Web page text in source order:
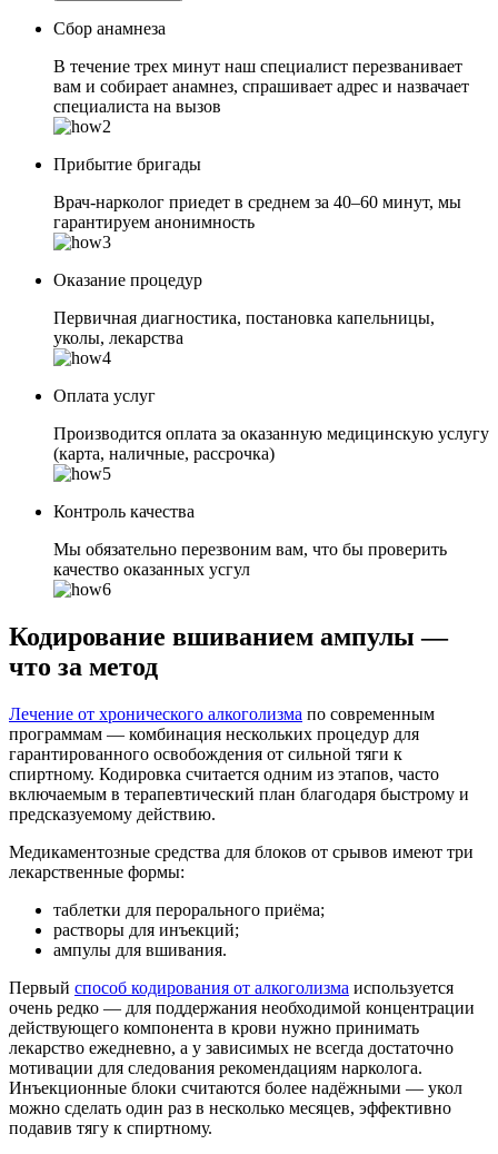
Сбор анамнеза
В течение трех минут наш специалист перезванивает
вам и собирает анамнез, спрашивает адрес и назвачает
специалиста на вызов
Прибытие бригады
Врач-нарколог приедет в среднем за 40–60 минут, мы
гарантируем анонимность
Оказание процедур
Первичная диагностика, постановка капельницы,
уколы, лекарства
Оплата услуг
Производится оплата за оказанную медицинскую услугу
(карта, наличные, рассрочка)
Контроль качества
Мы обязательно перезвоним вам, что бы проверить
качество оказанных усгул
Кодирование вшиванием ампулы —
что за метод
Лечение от хронического алкоголизма по современным
программам — комбинация нескольких процедур для
гарантированного освобождения от сильной тяги к
спиртному. Кодировка считается одним из этапов, часто
включаемым в терапевтический план благодаря быстрому и
предсказуемому действию.
Медикаментозные средства для блоков от срывов имеют три
лекарственные формы:
таблетки для перорального приёма;
растворы для инъекций;
ампулы для вшивания.
Первый способ кодирования от алкоголизма используется
очень редко — для поддержания необходимой концентрации
действующего компонента в крови нужно принимать
лекарство ежедневно, а у зависимых не всегда достаточно
мотивации для следования рекомендациям нарколога.
Инъекционные блоки считаются более надёжными — укол
можно сделать один раз в несколько месяцев, эффективно
подавив тягу к спиртному.